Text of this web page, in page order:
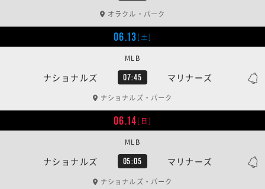
オラクル・パーク
06.13[土]
ナショナルズ 07:45 マリナーズ
MLB
ナショナルズ・パーク
06.14[日]
ナショナルズ 05:05 マリナーズ
MLB
ナショナルズ・パーク